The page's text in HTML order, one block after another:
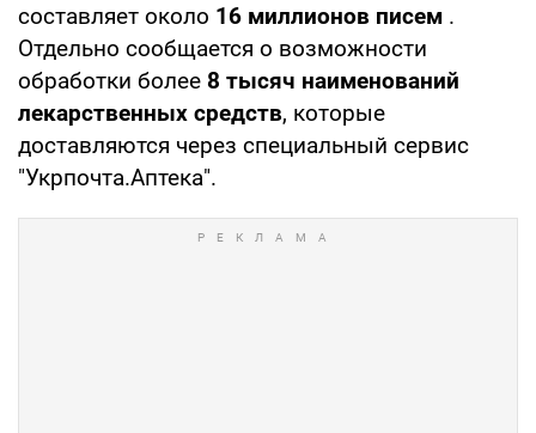
составляет около 16 миллионов писем .
Отдельно сообщается о возможности
обработки более 8 тысяч наименований
лекарственных средств, которые
доставляются через специальный сервис
"Укрпочта.Аптека".